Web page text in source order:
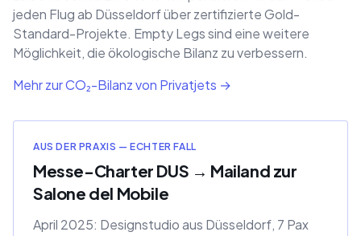
jeden Flug ab Düsseldorf über zertifizierte Gold-
Standard-Projekte. Empty Legs sind eine weitere
Möglichkeit, die ökologische Bilanz zu verbessern.
Mehr zur CO₂-Bilanz von Privatjets →
AUS DER PRAXIS — ECHTER FALL
Messe-Charter DUS → Mailand zur
Salone del Mobile
April 2025: Designstudio aus Düsseldorf, 7 Pax